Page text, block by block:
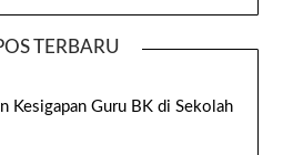
TERBARU
Kesigapan Guru BK di Sekolah